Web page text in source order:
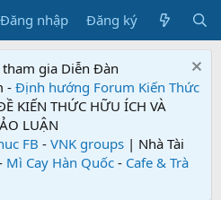
Đăng nhập Đăng ký
gia Diễn Đàn
- Định hướng Forum Kiến Thức
KIẾN THỨC HỮU ÍCH VÀ
LUẬN
FB - VNK groups | Nhà Tài
Mì Cay Hàn Quốc - Cafe & Trà